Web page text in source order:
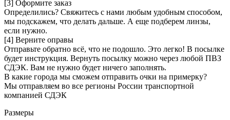
[3] Оформите заказ
Определились? Свяжитесь с нами любым удобным способом,
мы подскажем, что делать дальше. А еще подберем линзы,
если нужно.
[4] Верните оправы
Отправьте обратно всё, что не подошло. Это легко! В посылке
будет инструкция. Вернуть посылку можно через любой ПВЗ
СДЭК. Вам не нужно будет ничего заполнять.
В какие города мы сможем отправить очки на примерку?
Мы отправляем во все регионы России транспортной
компанией СДЭК
Размеры